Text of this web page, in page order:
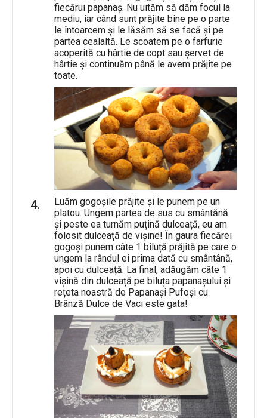
fiecărui papanaș. Nu uităm să dăm focul la
mediu, iar când sunt prăjite bine pe o parte
le întoarcem și le lăsăm să se facă și pe
partea cealaltă. Le scoatem pe o farfurie
acoperită cu hârtie de copt sau șervet de
hârtie și continuăm până le avem prăjite pe
toate.
Luăm gogoșile prăjite și le punem pe un
platou. Ungem partea de sus cu smântănă
și peste ea turnăm puțină dulceață, eu am
folosit dulceață de vișine! În gaura fiecărei
gogoși punem câte 1 biluță prăjită pe care o
ungem la rândul ei prima dată cu smântână,
apoi cu dulceață. La final, adăugăm câte 1
vișină din dulceață pe biluța papanașului și
rețeta noastră de Papanași Pufoși cu
Brânză Dulce de Vaci este gata!